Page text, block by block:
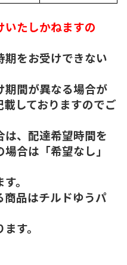
たしかねますの
をお受けできない
間が異なる場合が
しておりますのでご
、配達希望時間を
合は「希望なし」
。
品はチルドゆうパ
す。